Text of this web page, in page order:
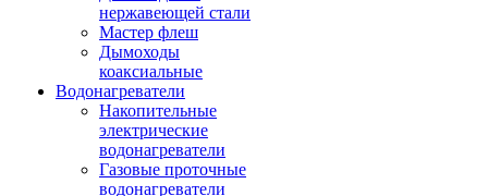
нержавеющей стали
Мастер флеш
Дымоходы
коаксиальные
Водонагреватели
Накопительные
электрические
водонагреватели
Газовые проточные
водонагреватели